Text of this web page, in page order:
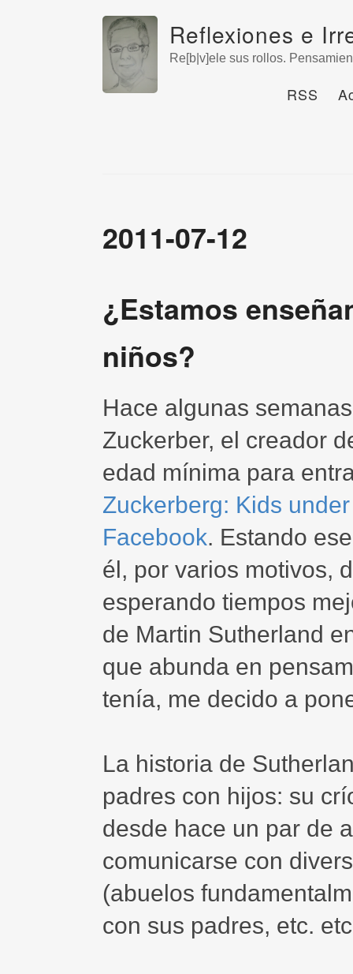
Reflexiones e
Re[b|v]ele sus rollos.
RSS
2011-07-12
¿Estamos
niños?
Hace algunas
Zuckerber, el creador
edad mínima para
Zuckerberg: Kids
Facebook. Estando
él, por varios motivos,
esperando tiempos
de Martin Sutherland
que abunda en
tenía, me decido a
La historia de
padres con hijos: su
desde hace un par de
comunicarse con
(abuelos
con sus padres, etc.